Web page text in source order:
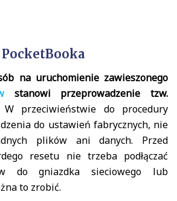
na uruchomienie zawieszonego
stanowi przeprowadzenie tzw.
W przeciwieństwie do procedury
do ustawień fabrycznych, nie
plików ani danych. Przed
resetu nie trzeba podłączać
do gniazdka sieciowego lub
to zrobić.